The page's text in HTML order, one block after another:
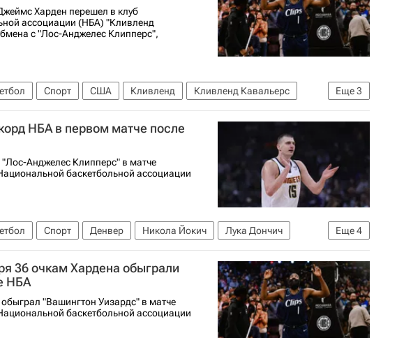
Харден перешел в клуб
ассоциации (НБА) "Кливленд
с "Лос-Анджелес Клипперс",
Еще3
Спорт США Кливленд
Кливленд Кавальерс
Оклахома-Сити Тандер НБА
НБА в первом матче после
Анджелес Клипперс" в матче
баскетбольной ассоциации
Еще4
Спорт Денвер Никола Йокич
Лука Дончич
Денвер Наггетс Майами Хит НБА
36 очкам Хардена обыграли
НБА
"Вашингтон Уизардс" в матче
баскетбольной ассоциации